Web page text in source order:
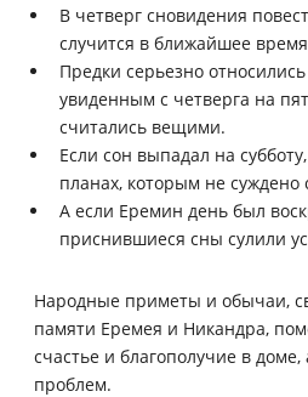
В четверг сновидения
случится в ближайшее
Предки серьезно
увиденным с четверга на
считались вещими.
Если сон выпадал на
планах, которым не суждено
А если Еремин день был
приснившиеся сны сулили
Народные приметы и обычаи,
памяти Еремея и Никандра,
счастье и благополучие в доме,
проблем.